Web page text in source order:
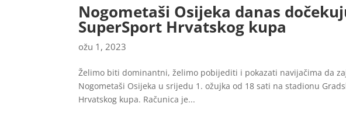
Nogometaši Osijeka danas
SuperSport Hrvatskog kupa
ožu 1, 2023
Želimo biti dominantni, želimo pobijediti i pokazati navijačima da
Nogometaši Osijeka u srijedu 1. ožujka od 18 sati na stadionu
Hrvatskog kupa. Računica je...